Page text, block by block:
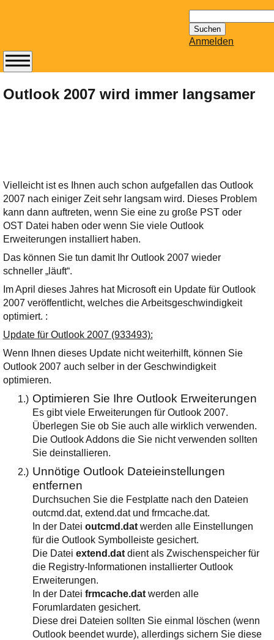
nach:
Anmelden
Outlook 2007 wird immer langsamer
Vielleicht ist es Ihnen auch schon aufgefallen das Outlook
2007 nach einiger Zeit sehr langsam wird. Dieses Problem
kann dann auftreten, wenn Sie eine zu große PST oder
OST Datei haben oder wenn Sie viele Outlook
Erweiterungen installiert haben.
Das können Sie tun damit Ihr Outlook 2007 wieder
schneller „läuft“.
Im April dieses Jahres hat Microsoft ein Update für Outlook
2007 veröffentlicht, welches die Arbeitsgeschwindigkeit
optimiert. :
Update für Outlook 2007 (933493):
Wenn Ihnen dieses Update nicht weiterhilft, können Sie
Outlook 2007 auch selber in der Geschwindigkeit
optimieren.
1.) Optimieren Sie Ihre Outlook Erweiterungen
Es gibt viele Erweiterungen für Outlook 2007.
Überlegen Sie ob Sie auch alle wirklich verwenden.
Die Outlook Addons die Sie nicht verwenden sollten
Sie deinstallieren.
2.) Unnötige Outlook Dateieinstellungen
entfernen
Durchsuchen Sie die Festplatte nach den Dateien
outcmd.dat, extend.dat und frmcache.dat.
In der Datei outcmd.datwerden alle Einstellungen
für die Outlook Symbolleiste gesichert.
Die Datei extend.datdient als Zwischenspeicher für
die Registry-Informationen installierter Outlook
Erweiterungen.
In der Datei frmcache.datwerden alle
Forumlardaten gesichert.
Diese drei Dateien sollten Sie einmal löschen (wenn
Outlook beendet wurde), allerdings sichern Sie diese
Abonnieren Sie den
14-tägig
Email für Sie
bereithält!
Wie z.B. Outlook,
GMail, Thunderbird
oder auch
KuNoMail, usw.
Ihre E-Mail
Adresse:
E-Mail
E-Mail bestätigen